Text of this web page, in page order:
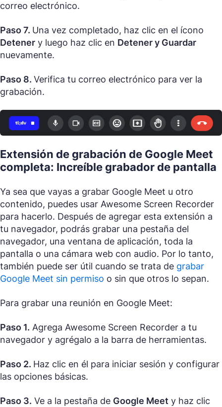
correo electrónico.
Paso 7. Una vez completado, haz clic en el ícono
Detener y luego haz clic en Detener y Guardar
nuevamente.
Paso 8. Verifica tu correo electrónico para ver la
grabación.
Extensión de grabación de Google Meet
completa: Increíble grabador de pantalla
Ya sea que vayas a grabar Google Meet u otro
contenido, puedes usar Awesome Screen Recorder
para hacerlo. Después de agregar esta extensión a
tu navegador, podrás grabar una pestaña del
navegador, una ventana de aplicación, toda la
pantalla o una cámara web con audio. Por lo tanto,
también puede ser útil cuando se trata de grabar
Google Meet sin permiso o sin que otros lo sepan.
Para grabar una reunión en Google Meet:
Paso 1. Agrega Awesome Screen Recorder a tu
navegador y agrégalo a la barra de herramientas.
Paso 2. Haz clic en él para iniciar sesión y configurar
las opciones básicas.
Paso 3. Ve a la pestaña de Google Meet y haz clic